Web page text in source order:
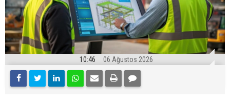
10:46 06 Ağustos 2026